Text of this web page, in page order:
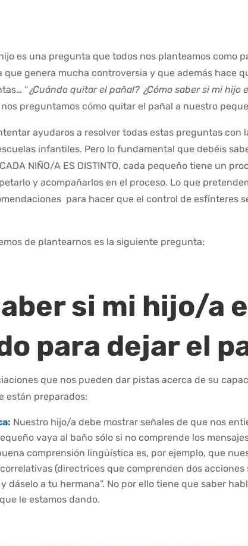
es una pregunta que todos nos planteamos como
que genera mucha controversia y que además hace
“¿Cuándo quitar el pañal? ¿Cómo saber si mi hijo
preguntamos cómo quitar el pañal a nuestro
ayudaros a resolver todas estas preguntas con
infantiles. Pero lo fundamental que debéis
NIÑO/A ES DISTINTO, cada pequeño tiene un
y acompañarlos en el proceso. Lo que
para hacer que el control de esfínteres
de plantearnos es la siguiente pregunta:
si mi hijo/a
para dejar el
que nos pueden dar pistas acerca de su
están preparados:
: Nuestro hijo/a debe mostrar señales de que nos
vaya al baño sólo si no comprende los
comprensión lingüística es, por ejemplo, que
(directrices que comprenden dos acciones
dáselo a tu hermana”. No por ello tiene que saber
le estamos dando.